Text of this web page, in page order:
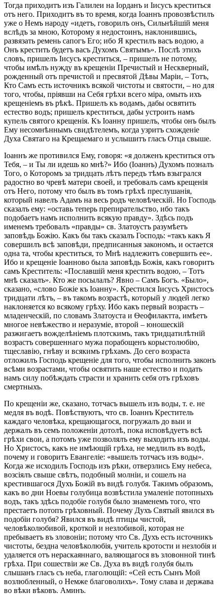
Тогда приходитъ изъ Галилеи на Іорданъ и Іисусъ креститься
отъ него. Приходитъ въ то время, когда Іоаннъ провозвѣстилъ
уже о Немъ народу «идетъ, говорилъ онъ, Сильнѣйшій меня
вслѣдъ за мною, Которому я недостоинъ, наклонившись,
развязать ремень сапогъ Его; ибо Я крестилъ васъ водою, а
Онъ крестить будетъ васъ Духомъ Святымъ». Послѣ этихъ
словъ, пришелъ Іисусъ креститься, – пришелъ не потому,
чтобы имѣлъ нужду въ крещеніи Пречистый и Нескверный,
рожденный отъ пречистой и пресвятой Дѣвы Маріи, – Тотъ,
Кто Самъ есть источникъ всякой чистоты и святости, – но для
того, чтобы, пріявши на Себя грѣхи всего міра, омыть ихъ
крещеніемъ въ рѣкѣ. Пришелъ къ водамъ, дабы освятить
естество водъ; пришелъ креститься, дабы устроить намъ
купель святого крещенія. Къ Іоанну пришелъ, чтобы онъ былъ
Ему несомнѣннымъ свидѣтелемъ, когда узритъ схожденіе
Духа Святаго на Крещаемаго и услышитъ гласъ Отца свыше.
Іоаннъ же противился Ему, говоря: «я долженъ креститься отъ
Тебя, – и Ты ли идешь ко мнѣ?» Ибо (Іоаннъ) Духомъ позналъ
Того, о Которомъ за тридцать лѣтъ передъ тѣмъ взыгрался
радостно во чревѣ матери своей, и требовалъ самъ крещенія
отъ Него, потому что былъ въ томъ грѣхѣ преслушанія,
который навелъ Адамъ на весь родъ человѣческій. Но Господь
сказалъ ему: «оставь теперь препирательство, ибо такъ
подобаетъ намъ исполнить всякую правду». Здѣсь подъ
именемъ требовалъ «правды» св. Златоустъ разумѣетъ
заповѣдь Божію. Какъ бы такъ сказалъ Господь: «такъ какъ Я
совершилъ всѣ заповѣди, предписанныя закономъ, и остается
одна та, чтобы креститься, то Мнѣ надлежитъ совершить ее».
Ибо и крещеніе Іоанново была заповѣдь Божія, какъ говоритъ
самъ Креститель: «Пославшій меня крестить водою, – Тотъ
мнѣ сказалъ». Кто же посылалъ? Явно – Самъ Богъ. «Было»,
сказано, «слово Божіе къ Іоанну». Крестился Iисусъ Христосъ
тридцати лѣтъ, – въ такомъ возрастѣ, который у людей легко
наклоняется ко всякому грѣху. Ибо какъ первый возрастъ –
младенческій, по словамъ Златоуста и Ѳеофилактта, имѣетъ
многое невѣжество и неразуміе, второй – юношескій
разжигаетъ вожделѣніемъ плотскимъ, такъ тридцатилѣтній
возрастъ совершеннаго мужа порабощенъ корыстолюбію,
тщеславію, гнѣву и всякимъ грѣхамъ. До сего возраста
отложилъ Господь крещеніе для того, чтобы исполнить законъ
всѣми возрастами, чтобы освятить наше естество и подать
намъ силу побѣждать страсти и хранить себя отъ грѣховъ
смертныхъ.
По крещеніи же, сказано, тотчасъ вышелъ изъ воды, т. е. не
медля въ водѣ. Повѣствуютъ, что св. Іоаннъ Креститель
каждаго человѣка, крещающагося, погружалъ до выи и
держалъ въ семъ положеніи дотолѣ, пока исповѣдуетъ всѣ
грѣхи свои, а потомъ уже позволялъ ему выходить изъ воды.
Но Христосъ, какъ не имѣющій грѣха, не медлилъ въ водѣ,
почему и говоритъ Евангеліе: «вышелъ тотчасъ изъ воды».
Когда же исходилъ Господь изъ рѣки, отверзлись Ему небеса,
возсіялъ свыше свѣтъ, подобный молніи, и сошелъ на
крестившагося Духъ Божій въ видѣ голубя. Такимъ образомъ,
какъ во дни Ноевы голубица возвѣстила умаленіе потопныхъ
водъ, такъ здѣсь подобіе голубя было знаменемъ того, что
престаетъ потопъ грѣховный. Почему Духъ Святый явился въ
подобіи голубя? Явился въ видѣ птицы чистой,
человѣколюбивой, кроткой и незлобивой, которая не
пребываетъ въ зловоніи; потому что Св. Духъ есть источникъ
чистоты, бездна человѣколюбія, учитель кротости и незлобія и
удаляется отъ нераскаяннаго, валяющагося въ зловонной тинѣ
грѣха. При сошествіи же Св. Духа въ видѣ голубя былъ
слышанъ гласъ съ неба, глаголющій: «Сей есть Сынъ Мой
возлюбленный, о Немже благоволихъ». Тому слава и держава
во вѣки вѣковъ. Аминъ.